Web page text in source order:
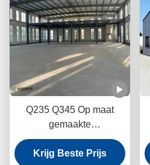
Q235 Q345 Op maat
gemaakte
staalconstructie
Werkplaats
Krijg Beste Prijs